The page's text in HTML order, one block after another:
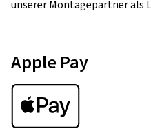
unserer Montagepartner als
Apple Pay